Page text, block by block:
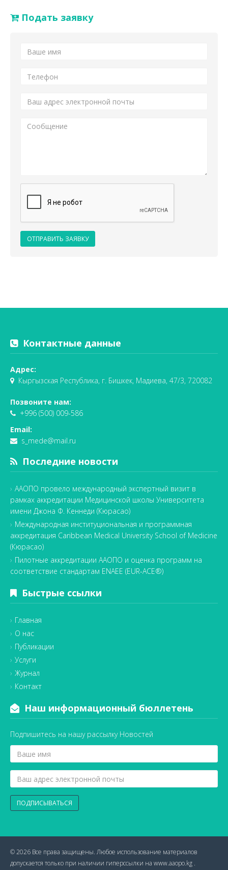
Подать заявку
ОТПРАВИТЬ ЗАЯВКУ
Контактные данные
Адрес:
Кыргызская Республика, г. Бишкек, Мадиева, 47/3, 720082
Позвоните нам:
+996 (500) 009-586
Email:
s_mede@mail.ru
Последние новости
ААОПО провело международный экспертный визит в
рамках аккредитации Медицинской школы Университета
имени Джона Ф. Кеннеди (Кюрасао)
Международная институциональная и программная
аккредитация Caribbean Medical University School of Medicine
(Кюрасао)
Пилотные аккредитации ААОПО и оценка программ на
соответствие стандартам ENAEE (EUR-ACE®)
Быстрые ссылки
Главная
О нас
Публикации
Услуги
Журнал
Контакт
Наш информационный бюллетень
Подпишитесь на нашу рассылку Новостей
ПОДПИСЫВАТЬСЯ
© 2026 Все права защищены. Любое использование материалов
допускается только при наличии гиперссылки на www.aaopo.kg .